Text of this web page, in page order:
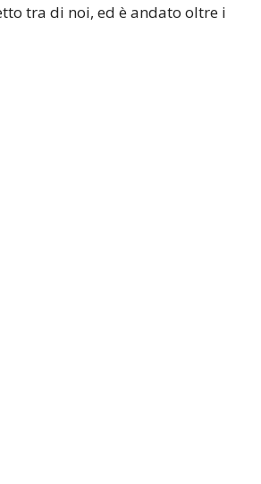
tra di noi, ed è andato oltre i